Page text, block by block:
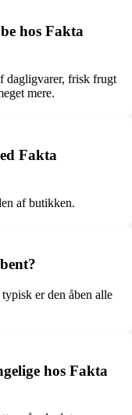
hos Fakta
dagligvarer, frisk frugt
mere.
Fakta
af butikken.
er den åben alle
hos Fakta